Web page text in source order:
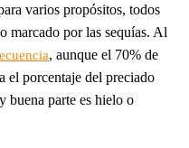
varios propósitos, todos
marcado por las sequías. Al
, aunque el 70% de
el porcentaje del preciado
buena parte es hielo o